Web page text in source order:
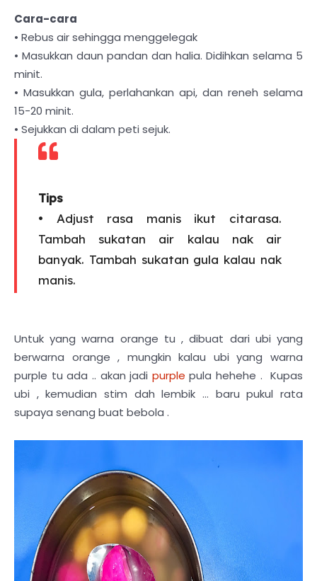
Cara-cara
• Rebus air sehingga menggelegak
• Masukkan daun pandan dan halia. Didihkan selama 5
minit.
• Masukkan gula, perlahankan api, dan reneh selama
15-20 minit.
• Sejukkan di dalam peti sejuk.
Tips
• Adjust rasa manis ikut citarasa.
Tambah sukatan air kalau nak air
banyak. Tambah sukatan gula kalau nak
manis.
Untuk yang warna orange tu , dibuat dari ubi yang
berwarna orange , mungkin kalau ubi yang warna
purple tu ada .. akan jadi purplepula hehehe . Kupas
ubi , kemudian stim dah lembik ... baru pukul rata
supaya senang buat bebola .